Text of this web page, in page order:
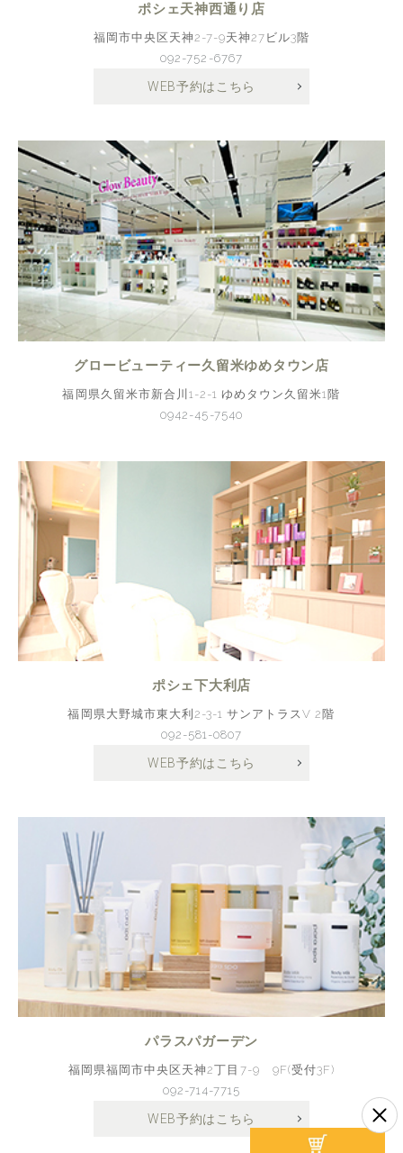
ポシェ天神西通り店
福岡市中央区天神2-7-9天神27ビル3階
092-752-6767
WEB予約はこちら
グロービューティー久留米ゆめタウン店
福岡県久留米市新合川1-2-1 ゆめタウン久留米1階
0942-45-7540
ポシェ下大利店
福岡県大野城市東大利2-3-1 サンアトラスV 2階
092-581-0807
WEB予約はこちら
パラスパガーデン
福岡県福岡市中央区天神2丁目7-9 9F(受付3F)
092-714-7715
WEB予約はこちら